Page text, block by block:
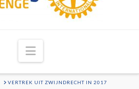
Navigation
VERTREK UIT ZWIJNDRECHT IN 2017